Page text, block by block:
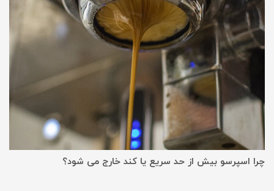
چرا اسپرسو بیش از حد سریع یا کند خارج می شود؟